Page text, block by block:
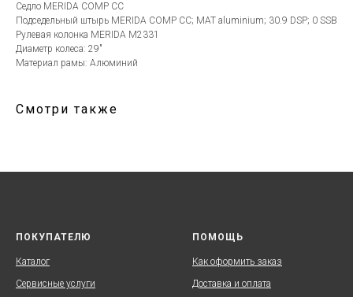
Седло MERIDA COMP CC
Подседельный штырь MERIDA COMP CC; MAT aluminium; 30.9 DSP; 0 SSB
Рулевая колонка MERIDA M2331
Диаметр колеса: 29"
Материал рамы: Алюминий
Смотри также
ПОКУПАТЕЛЮ
Каталог
Сервисные услуги
ПОМОЩЬ
Как оформить заказ
Доставка и оплата